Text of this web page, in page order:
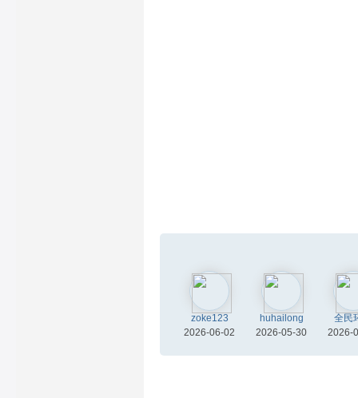
zoke123
2026-06-02
huhailong
2026-05-30
全民
2026-